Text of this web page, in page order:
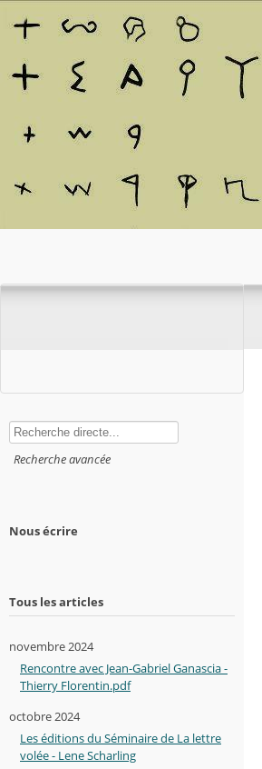
Rechercher
Recherche avancée
Nous écrire
Tous les articles
novembre 2024
Rencontre avec Jean-Gabriel Ganascia -
Thierry Florentin.pdf
octobre 2024
Les éditions du Séminaire de La lettre
volée - Lene Scharling